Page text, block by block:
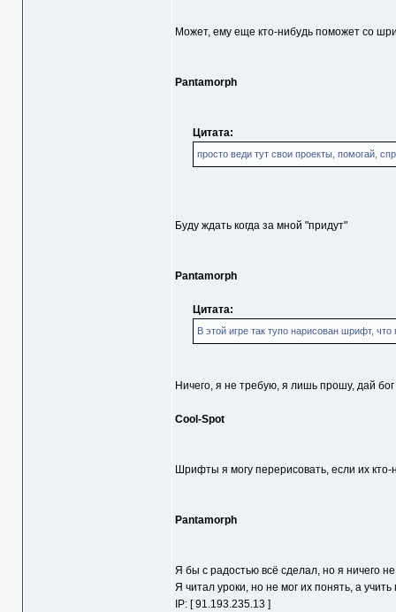
Может, ему еще кто-нибудь поможет со
Pantamorph
Цитата:
просто веди тут свои проекты, помогай,
Буду ждать когда за мной "придут"
Pantamorph
Цитата:
В этой игре так тупо нарисован шрифт,
Ничего, я не требую, я лишь прошу, дай бог
Cool-Spot
Шрифты я могу перерисовать, если их кто-
Pantamorph
Я бы с радостью всё сделал, но я ничего
Я читал уроки, но не мог их понять, а
IP: [ 91.193.235.13 ]